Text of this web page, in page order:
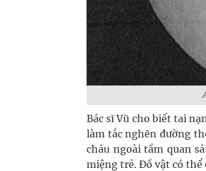
Bác sĩ Vũ cho biết tai
làm tắc nghẽn đường
cháu ngoài tầm quan
miệng trẻ. Đồ vật có thể